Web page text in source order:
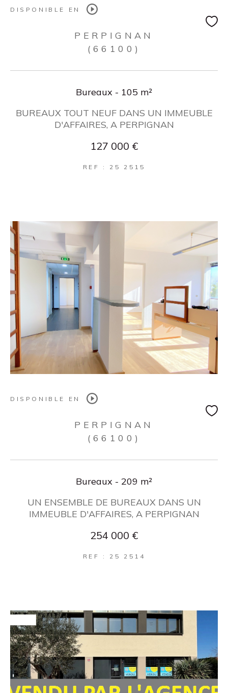
DISPONIBLE EN
PERPIGNAN
(66100)
Bureaux - 105 m²
BUREAUX TOUT NEUF DANS UN IMMEUBLE
D'AFFAIRES, A PERPIGNAN
127 000 €
REF : 25 2515
DISPONIBLE EN
PERPIGNAN
(66100)
Bureaux - 209 m²
UN ENSEMBLE DE BUREAUX DANS UN
IMMEUBLE D'AFFAIRES, A PERPIGNAN
254 000 €
REF : 25 2514